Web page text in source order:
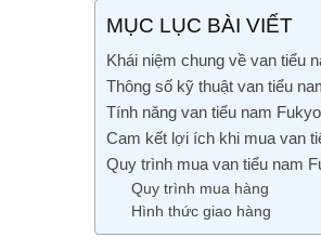
MỤC LỤC BÀI VIẾT
Khái niệm chung về van tiểu
Thông số kỹ thuật van tiểu
Tính năng van tiểu nam
Cam kết lợi ích khi mua van
Quy trình mua van tiểu nam
Quy trình mua hàng
Hình thức giao hàng